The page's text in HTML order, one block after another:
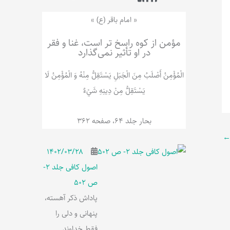
ه
←
« امام باقر (ع) »
مؤمن از کوه راسخ تر است، غنا و فقر
در او تأثیر نمی‌گذارد
الْمُؤْمِنُ‌ أَصْلَبُ‌ مِنَ‌ الْجَبَلِ‌ یَسْتَقِلُّ مِنْهُ وَ الْمُؤْمِنُ لَا
يَسْتَقِلُّ مِنْ دِينِهِ شَيْ‌ءٌ
بحار جلد 64، صفحه 362
۱۴۰۲/۰۳/۲۸
اصول کافی جلد 2-
ص 502
پاداش ذکر آهسته،
پنهانی و دلی را